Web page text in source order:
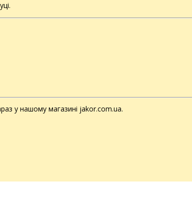
у нашому магазині jakor.com.ua.